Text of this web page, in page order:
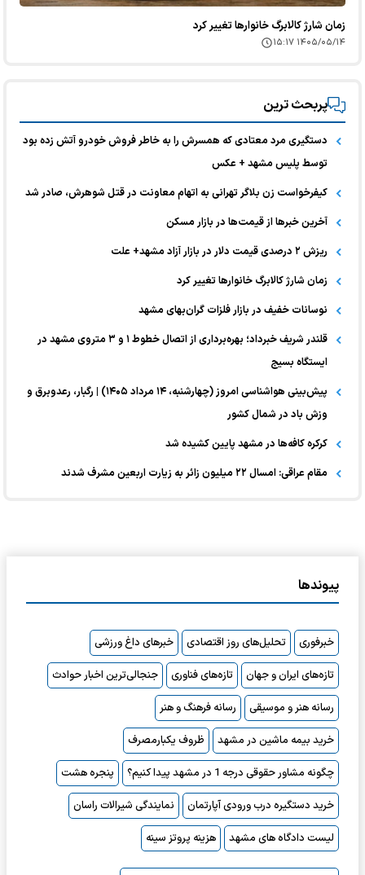
زمان شارژ کالابرگ خانوارها تغییر کرد
۱۴۰۵/۰۵/۱۴ ۱۵:۱۷
پربحث ترین
دستگیری مرد معتادی که همسرش را به خاطر فروش خودرو آتش زده بود
توسط پلیس مشهد + عکس
کیفرخواست زن بلاگر تهرانی به اتهام معاونت در قتل شوهرش، صادر شد
آخرین خبر‌ها از قیمت‌ها در بازار مسکن
ریزش ۲ درصدی قیمت دلار در بازار آزاد مشهد+ علت
زمان شارژ کالابرگ خانوارها تغییر کرد
نوسانات خفیف در بازار فلزات گران‌بهای مشهد
قلندر شریف خبرداد؛ بهره‌برداری از اتصال خطوط ۱ و ۳ متروی مشهد در
ایستگاه بسیج
پیش‌بینی هواشناسی امروز (چهارشنبه، ۱۴ مرداد ۱۴۰۵) | رگبار، رعدوبرق و
وزش باد در شمال کشور
کرکره کافه‌ها در مشهد پایین کشیده شد
مقام عراقی: امسال ۲۲ میلیون زائر به زیارت اربعین مشرف شدند
پیوندها
خبرفوری تحلیل‌های روز اقتصادی
خبرهای داغ ورزشی
تازه‌های ایران و جهان
تازه‌های فناوری
جنجالی‌ترین اخبار حوادث
رسانه هنر و موسیقی
رسانه فرهنگ و هنر
خرید بیمه ماشین در مشهد
ظروف یکبارمصرف
چگونه مشاور حقوقی درجه 1 در مشهد پیدا کنیم؟
پنجره هشت
خرید دستگیره درب ورودی آپارتمان
نمایندگی شیرالات راسان
لیست دادگاه های مشهد
هزینه پروتز سینه